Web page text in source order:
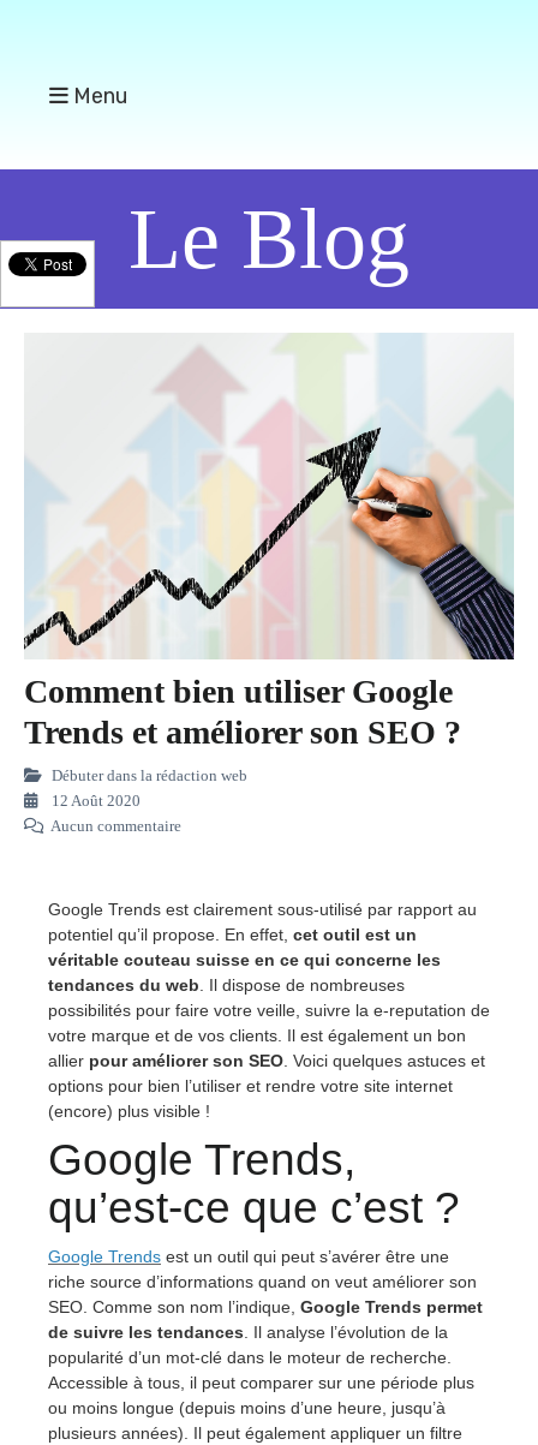
Menu
Le Blog
Comment bien utiliser Google
Trends et améliorer son SEO ?
Débuter dans la rédaction web
12 Août 2020
Aucun commentaire
Google Trends est clairement sous-utilisé par rapport au
potentiel qu’il propose. En effet, cet outil est un
véritable couteau suisse en ce qui concerne les
tendances du web . Il dispose de nombreuses
possibilités pour faire votre veille, suivre la e-reputation de
votre marque et de vos clients. Il est également un bon
allier pour améliorer son SEO . Voici quelques astuces et
options pour bien l’utiliser et rendre votre site internet
(encore) plus visible !
Google Trends,
qu’est-ce que c’est ?
Google Trends est un outil qui peut s’avérer être une
riche source d’informations quand on veut améliorer son
SEO. Comme son nom l’indique, Google Trends permet
de suivre les tendances . Il analyse l’évolution de la
popularité d’un mot-clé dans le moteur de recherche.
Accessible à tous, il peut comparer sur une période plus
ou moins longue (depuis moins d’une heure, jusqu’à
plusieurs années). Il peut également appliquer un filtre